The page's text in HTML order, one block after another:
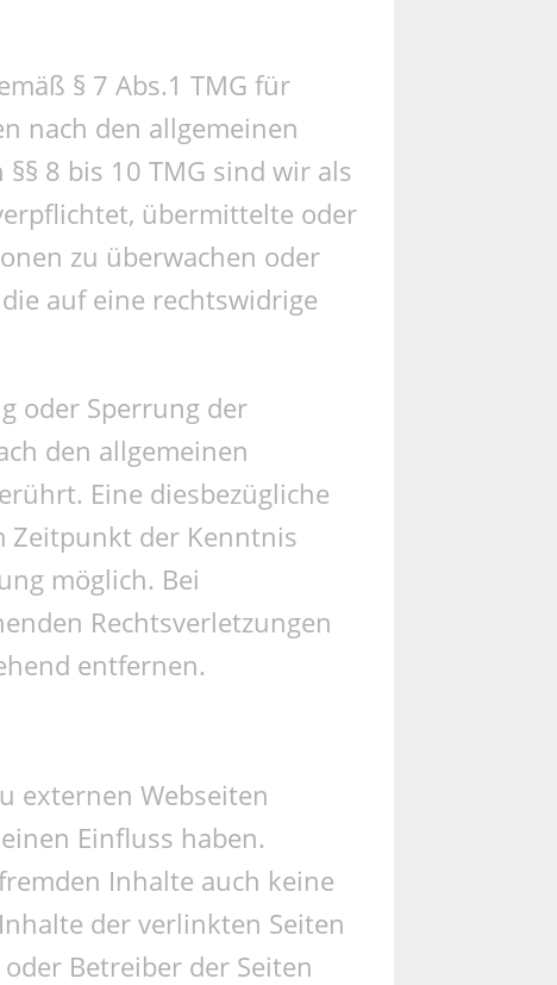
§ 7 Abs.1 TMG für
nach den allgemeinen
8 bis 10 TMG sind wir als
übermittelte oder
zu überwachen oder
auf eine rechtswidrige
oder Sperrung der
den allgemeinen
Eine diesbezügliche
Zeitpunkt der Kenntnis
möglich. Bei
Rechtsverletzungen
entfernen.
externen Webseiten
Einfluss haben.
Inhalte auch keine
der verlinkten Seiten
Betreiber der Seiten